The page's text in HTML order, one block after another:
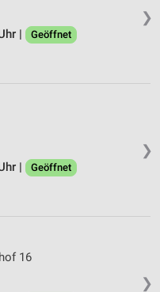
❯
|
Geöffnet
❯
|
Geöffnet
❯
16